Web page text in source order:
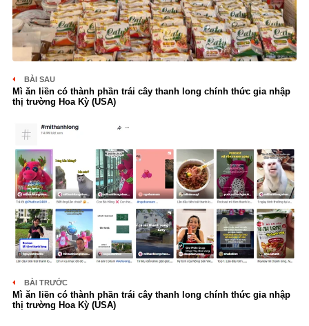
BÀI SAU
Mì ăn liền có thành phần trái cây thanh long chính thức gia nhập
thị trường Hoa Kỳ (USA)
BÀI TRƯỚC
Mì ăn liền có thành phần trái cây thanh long chính thức gia nhập
thị trường Hoa Kỳ (USA)